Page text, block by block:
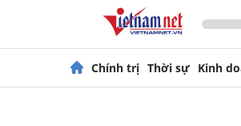
Chính trị Thời sự Kinh